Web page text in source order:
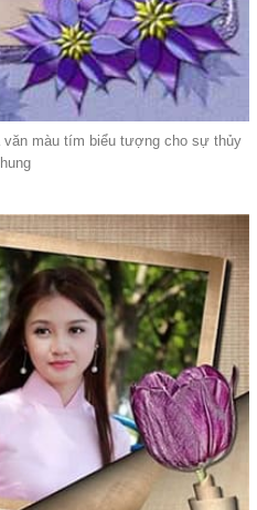
văn màu tím biểu tượng cho sự thủy